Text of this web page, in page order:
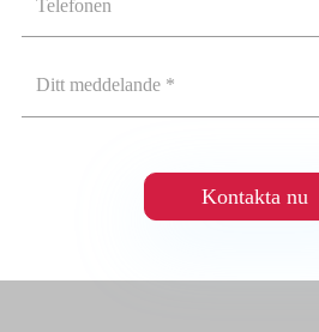
Kontakta nu